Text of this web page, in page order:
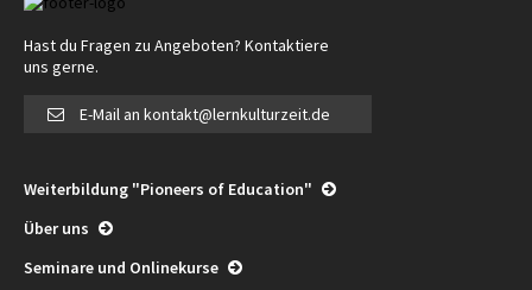
Hast du Fragen zu Angeboten? Kontaktiere
uns gerne.
E-Mail an kontakt@lernkulturzeit.de
Weiterbildung "Pioneers of Education"
Über uns
Seminare und Onlinekurse